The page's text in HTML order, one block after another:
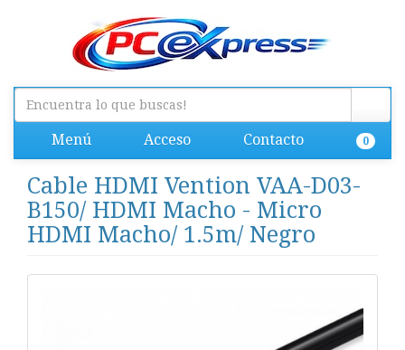
Menú Acceso Contacto 0
Cable HDMI Vention VAA-D03-
B150/ HDMI Macho - Micro
HDMI Macho/ 1.5m/ Negro